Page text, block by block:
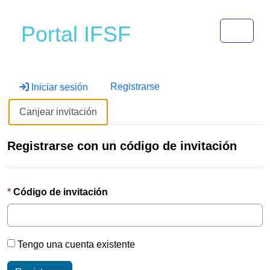
Portal IFSF
Iniciar sesión Registrarse
Canjear invitación
Registrarse con un código de invitación
Código de invitación
Tengo una cuenta existente